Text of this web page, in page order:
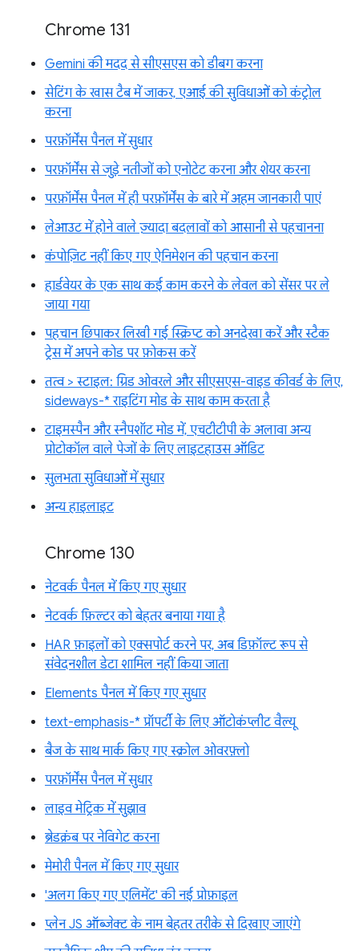
Chrome 131
Gemini की मदद से सीएसएस को डीबग करना
सेटिंग के खास टैब में जाकर, एआई की सुविधाओं को कंट्रोल
करना
परफ़ॉर्मेंस पैनल में सुधार
परफ़ॉर्मेंस से जुड़े नतीजों को एनोटेट करना और शेयर करना
परफ़ॉर्मेंस पैनल में ही परफ़ॉर्मेंस के बारे में अहम जानकारी पाएं
लेआउट में होने वाले ज़्यादा बदलावों को आसानी से पहचानना
कंपोज़िट नहीं किए गए ऐनिमेशन की पहचान करना
हार्डवेयर के एक साथ कई काम करने के लेवल को सेंसर पर ले
जाया गया
पहचान छिपाकर लिखी गई स्क्रिप्ट को अनदेखा करें और स्टैक
ट्रेस में अपने कोड पर फ़ोकस करें
तत्व > स्टाइल: ग्रिड ओवरले और सीएसएस-वाइड कीवर्ड के लिए,
sideways-* राइटिंग मोड के साथ काम करता है
टाइमस्पैन और स्नैपशॉट मोड में, एचटीटीपी के अलावा अन्य
प्रोटोकॉल वाले पेजों के लिए लाइटहाउस ऑडिट
सुलभता सुविधाओं में सुधार
अन्य हाइलाइट
Chrome 130
नेटवर्क पैनल में किए गए सुधार
नेटवर्क फ़िल्टर को बेहतर बनाया गया है
HAR फ़ाइलों को एक्सपोर्ट करने पर, अब डिफ़ॉल्ट रूप से
संवेदनशील डेटा शामिल नहीं किया जाता
Elements पैनल में किए गए सुधार
text-emphasis-* प्रॉपर्टी के लिए ऑटोकंप्लीट वैल्यू
बैज के साथ मार्क किए गए स्क्रोल ओवरफ़्लो
परफ़ॉर्मेंस पैनल में सुधार
लाइव मेट्रिक में सुझाव
ब्रेडक्रंब पर नेविगेट करना
मेमोरी पैनल में किए गए सुधार
'अलग किए गए एलिमेंट' की नई प्रोफ़ाइल
प्लेन JS ऑब्जेक्ट के नाम बेहतर तरीके से दिखाए जाएंगे